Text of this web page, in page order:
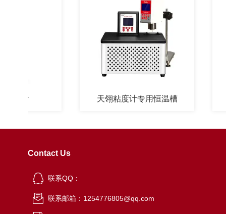
天翎粘度计专用恒温槽
Contact Us
联系QQ：
联系邮箱：1254776805@qq.com